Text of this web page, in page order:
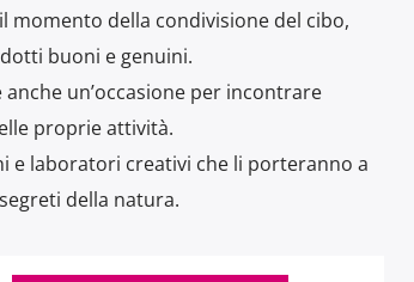
momento della condivisione del cibo,
buoni e genuini.
un’occasione per incontrare
proprie attività.
e laboratori creativi che li porteranno a
della natura.